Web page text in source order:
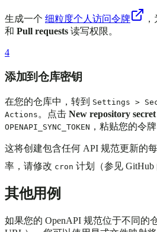
生成一个 细粒度个人访问令牌
和 Pull requests 读写权限。
4
添加到仓库密钥
在您的仓库中，转到 Settings >
Actions 。点击 New repository secret
OPENAPI_SYNC_TOKEN ，粘贴您的令
这将创建包含任何 API 规范更新的
率，请修改 cron 计划（参见 GitHub
其他用例
如果您的 OpenAPI 规范位于不同的